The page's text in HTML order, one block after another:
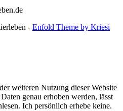
- Enfold Theme by Kriesi
weiteren Nutzung dieser Website
genau erhoben werden, lässt
Ich persönlich erhebe keine.